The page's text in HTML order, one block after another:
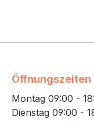
Öffnungszeiten
Montag 09:00 -
Dienstag 09:00 -